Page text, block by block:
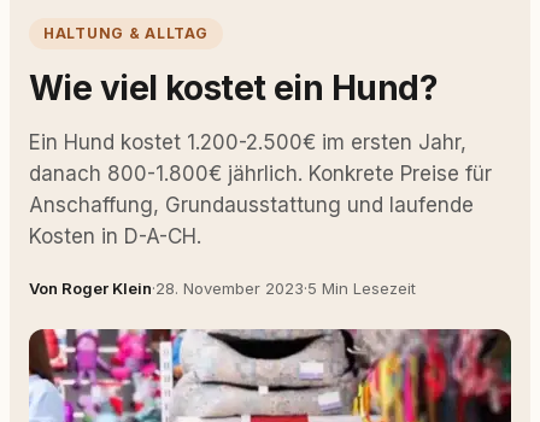
HALTUNG & ALLTAG
Wie viel kostet ein Hund?
Ein Hund kostet 1.200-2.500€ im ersten Jahr,
danach 800-1.800€ jährlich. Konkrete Preise für
Anschaffung, Grundausstattung und laufende
Kosten in D-A-CH.
Von Roger Klein·28. November 2023·5 Min Lesezeit